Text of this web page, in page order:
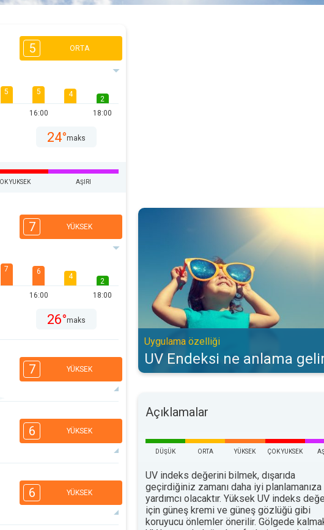
5 ORTA
5 5
16:00
4
2
18:00
24°maks
YUKSEK AŞIRI
7 YÜKSEK
7 6
16:00
4
2
18:00
26°maks
7 YÜKSEK
16:00
4
29°maks
6 YÜKSEK
16:00
2
26°
6 YÜKSEK
UV Endeksi ne anlama gelir?. Uygulama
Uygulama özelliği
UV Endeksi ne anlama
Açıklamalar
DÜŞÜK ORTA YÜKSEK ÇOK YUKSEK
UV indeks değerini bilmek, dışarıda
geçirdiğiniz zamanı daha iyi planlamanıza
yardımcı olacaktır. Yüksek UV indeks
için güneş kremi ve güneş gözlüğü gibi
koruyucu önlemler önerilir. Gölgede